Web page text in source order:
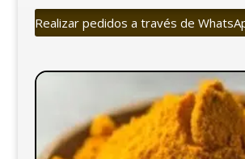
Realizar pedidos a través de